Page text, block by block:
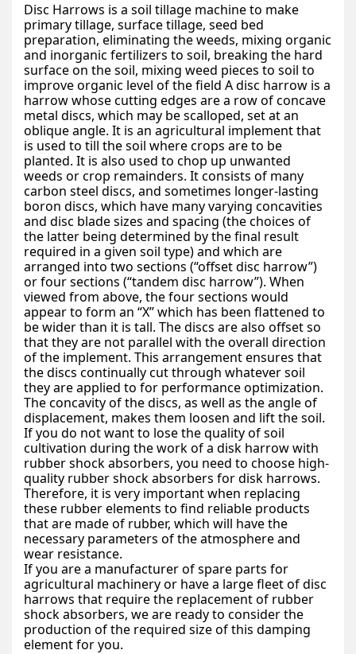
Disc Harrows is a soil tillage machine to make
primary tillage, surface tillage, seed bed
preparation, eliminating the weeds, mixing organic
and inorganic fertilizers to soil, breaking the hard
surface on the soil, mixing weed pieces to soil to
improve organic level of the field A disc harrow is a
harrow whose cutting edges are a row of concave
metal discs, which may be scalloped, set at an
oblique angle. It is an agricultural implement that
is used to till the soil where crops are to be
planted. It is also used to chop up unwanted
weeds or crop remainders. It consists of many
carbon steel discs, and sometimes longer-lasting
boron discs, which have many varying concavities
and disc blade sizes and spacing (the choices of
the latter being determined by the final result
required in a given soil type) and which are
arranged into two sections (“offset disc harrow”)
or four sections (“tandem disc harrow”). When
viewed from above, the four sections would
appear to form an “X” which has been flattened to
be wider than it is tall. The discs are also offset so
that they are not parallel with the overall direction
of the implement. This arrangement ensures that
the discs continually cut through whatever soil
they are applied to for performance optimization.
The concavity of the discs, as well as the angle of
displacement, makes them loosen and lift the soil.
If you do not want to lose the quality of soil
cultivation during the work of a disk harrow with
rubber shock absorbers, you need to choose high-
quality rubber shock absorbers for disk harrows.
Therefore, it is very important when replacing
these rubber elements to find reliable products
that are made of rubber, which will have the
necessary parameters of the atmosphere and
wear resistance.
If you are a manufacturer of spare parts for
agricultural machinery or have a large fleet of disc
harrows that require the replacement of rubber
shock absorbers, we are ready to consider the
production of the required size of this damping
element for you.